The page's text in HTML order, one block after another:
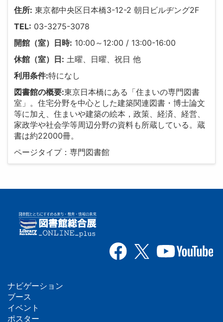
住所: 東京都中央区日本橋3-12-2 朝日ビルヂング2F
TEL: 03-3275-3078
開館（室）日時: 10:00～12:00 / 13:00-16:00
休館（室）日: 土曜、日曜、祝日 他
利用条件:特になし
図書館の概要:東京日本橋にある「住まいの専門図書
室」。住宅分野を中心とした建築関連図書・博士論文
等に加え、住まいや建築の絵本，政策、経済、経営、
家政学や社会学等周辺分野の資料も所蔵している。蔵
書は約22000冊。
ページタイプ：専門図書館
フ
ナビゲーション
ブース
イベント
ポスター